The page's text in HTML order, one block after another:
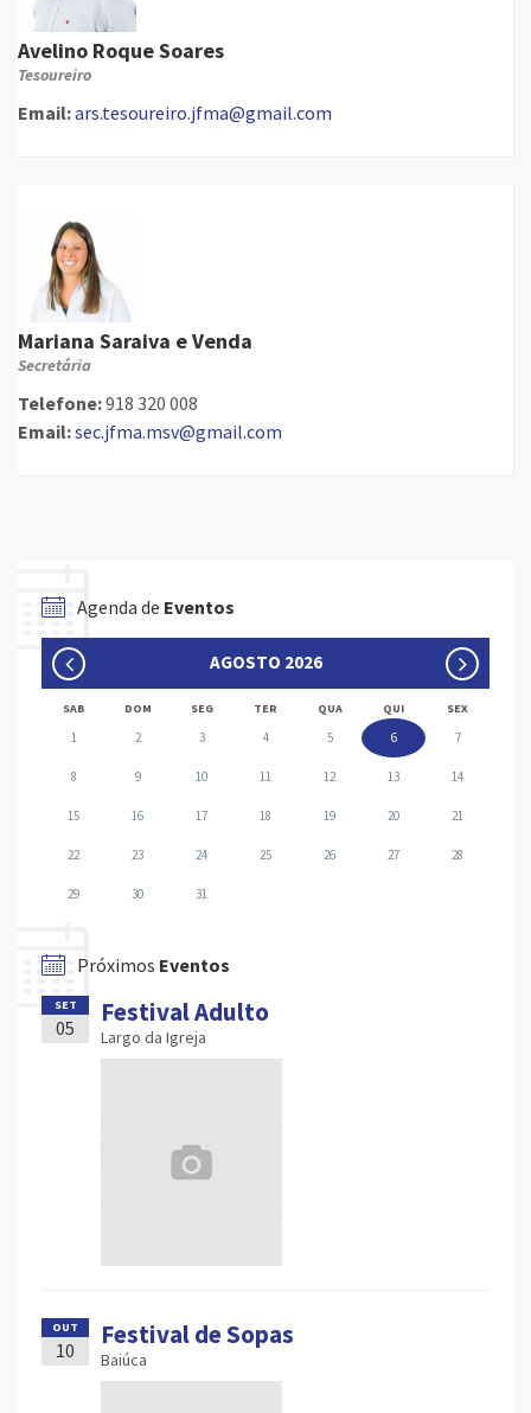
Avelino Roque Soares
Tesoureiro
Email:ars.tesoureiro.jfma@gmail.com
Mariana Saraiva e Venda
Secretária
Telefone:918 320 008
Email:sec.jfma.msv@gmail.com
Agenda de Eventos
AGOSTO 2026
SAB DOM SEG TER QUA QUI SEX
1 2 3 4 5 6 7
8 9 10 11 12 13 14
15 16 17 18 19 20 21
22 23 24 25 26 27 28
29 30 31
Próximos Eventos
SET
05 Festival Adulto
Largo da Igreja
OUT
10 Festival de Sopas
Baiúca